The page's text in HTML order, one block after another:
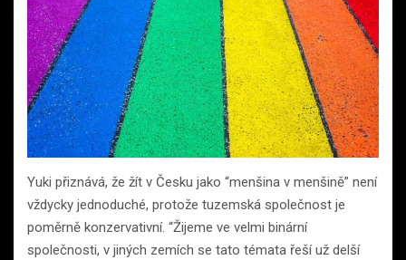
Yuki přiznává, že žít v Česku jako “menšina v menšině” není
vždycky jednoduché, protože tuzemská společnost je
poměrně konzervativní. “Žijeme ve velmi binární
společnosti, v jiných zemích se tato témata řeší už delší